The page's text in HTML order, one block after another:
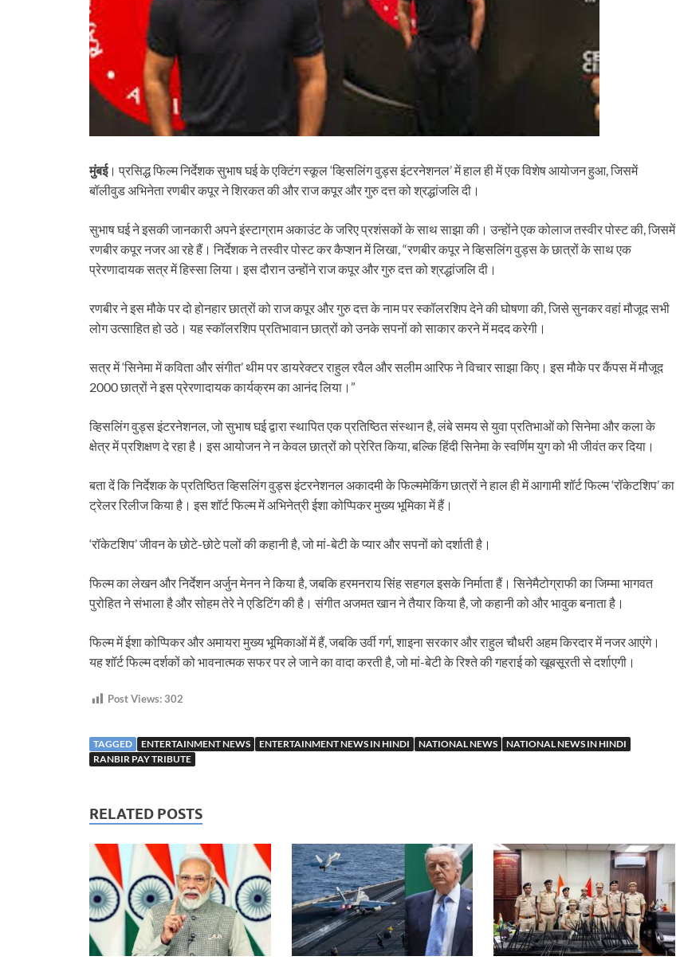
मुंबई। प्रसिद्ध फिल्म निर्देशक सुभाष घई के एक्टिंग स्कूल ‘व्हिसलिंग वुड्स इंटरनेशनल’ में हाल ही में एक विशेष आयोजन हुआ, जिसमें
बॉलीवुड अभिनेता रणबीर कपूर ने शिरकत की और राज कपूर और गुरु दत्त को श्रद्धांजलि दी।
सुभाष घई ने इसकी जानकारी अपने इंस्टाग्राम अकाउंट के जरिए प्रशंसकों के साथ साझा की। उन्होंने एक कोलाज तस्वीर पोस्ट की, जिसमें
रणबीर कपूर नजर आ रहे हैं। निर्देशक ने तस्वीर पोस्ट कर कैप्शन में लिखा, “रणबीर कपूर ने व्हिसलिंग वुड्स के छात्रों के साथ एक
प्रेरणादायक सत्र में हिस्सा लिया। इस दौरान उन्होंने राज कपूर और गुरु दत्त को श्रद्धांजलि दी।
रणबीर ने इस मौके पर दो होनहार छात्रों को राज कपूर और गुरु दत्त के नाम पर स्कॉलरशिप देने की घोषणा की, जिसे सुनकर वहां मौजूद सभी
लोग उत्साहित हो उठे। यह स्कॉलरशिप प्रतिभावान छात्रों को उनके सपनों को साकार करने में मदद करेगी।
सत्र में ‘सिनेमा में कविता और संगीत’ थीम पर डायरेक्टर राहुल रवैल और सलीम आरिफ ने विचार साझा किए। इस मौके पर कैंपस में मौजूद
2000 छात्रों ने इस प्रेरणादायक कार्यक्रम का आनंद लिया।”
व्हिसलिंग वुड्स इंटरनेशनल, जो सुभाष घई द्वारा स्थापित एक प्रतिष्ठित संस्थान है, लंबे समय से युवा प्रतिभाओं को सिनेमा और कला के
क्षेत्र में प्रशिक्षण दे रहा है। इस आयोजन ने न केवल छात्रों को प्रेरित किया, बल्कि हिंदी सिनेमा के स्वर्णिम युग को भी जीवंत कर दिया।
बता दें कि निर्देशक के प्रतिष्ठित व्हिसलिंग वुड्स इंटरनेशनल अकादमी के फिल्ममेकिंग छात्रों ने हाल ही में आगामी शॉर्ट फिल्म ‘रॉकेटशिप’ का
ट्रेलर रिलीज किया है। इस शॉर्ट फिल्म में अभिनेत्री ईशा कोप्पिकर मुख्य भूमिका में हैं।
‘रॉकेटशिप’ जीवन के छोटे-छोटे पलों की कहानी है, जो मां-बेटी के प्यार और सपनों को दर्शाती है।
फिल्म का लेखन और निर्देशन अर्जुन मेनन ने किया है, जबकि हरमनराय सिंह सहगल इसके निर्माता हैं। सिनेमैटोग्राफी का जिम्मा भागवत
पुरोहित ने संभाला है और सोहम तेरे ने एडिटिंग की है। संगीत अजमत खान ने तैयार किया है, जो कहानी को और भावुक बनाता है।
फिल्म में ईशा कोप्पिकर और अमायरा मुख्य भूमिकाओं में हैं, जबकि उर्वी गर्ग, शाइना सरकार और राहुल चौधरी अहम किरदार में नजर आएंगे।
यह शॉर्ट फिल्म दर्शकों को भावनात्मक सफर पर ले जाने का वादा करती है, जो मां-बेटी के रिश्ते की गहराई को खूबसूरती से दर्शाएगी।
Post Views:302
TAGGED ENTERTAINMENT NEWS ENTERTAINMENT NEWS IN HINDI NATIONAL NEWS
NATIONAL NEWS IN HINDI
RANBIR PAY TRIBUTE
RELATED POSTS